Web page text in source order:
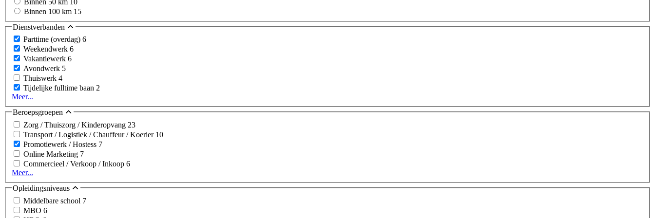
Binnen 100 km 15
Dienstverbanden
Parttime (overdag) 6
Weekendwerk 6
Vakantiewerk 6
Avondwerk 5
Thuiswerk 4
Tijdelijke fulltime baan 2
Meer...
Beroepsgroepen
Zorg / Thuiszorg / Kinderopvang 23
Transport / Logistiek / Chauffeur / Koerier 10
Promotiewerk / Hostess 7
Online Marketing 7
Commercieel / Verkoop / Inkoop 6
Meer...
Opleidingsniveaus
Middelbare school 7
MBO 6